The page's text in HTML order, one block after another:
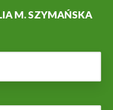
M. SZYMAŃSKA